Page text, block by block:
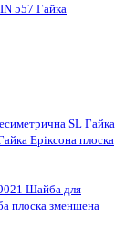
557 Гайка
SL Гайка
Еріксона плоска
Шайба для
плоска зменшена